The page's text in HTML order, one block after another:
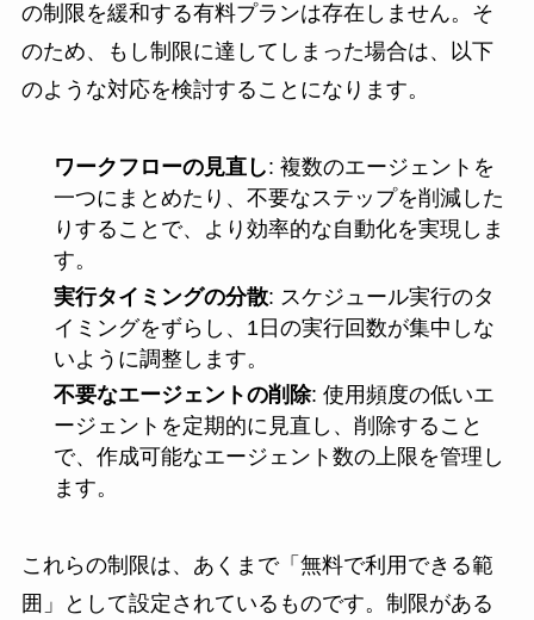
の制限を緩和する有料プランは存在しません。そ
のため、もし制限に達してしまった場合は、以下
のような対応を検討することになります。
ワークフローの見直し: 複数のエージェントを
一つにまとめたり、不要なステップを削減した
りすることで、より効率的な自動化を実現しま
す。
実行タイミングの分散: スケジュール実行のタ
イミングをずらし、1日の実行回数が集中しな
いように調整します。
不要なエージェントの削除: 使用頻度の低いエ
ージェントを定期的に見直し、削除すること
で、作成可能なエージェント数の上限を管理し
ます。
これらの制限は、あくまで「無料で利用できる範
囲」として設定されているものです。制限がある